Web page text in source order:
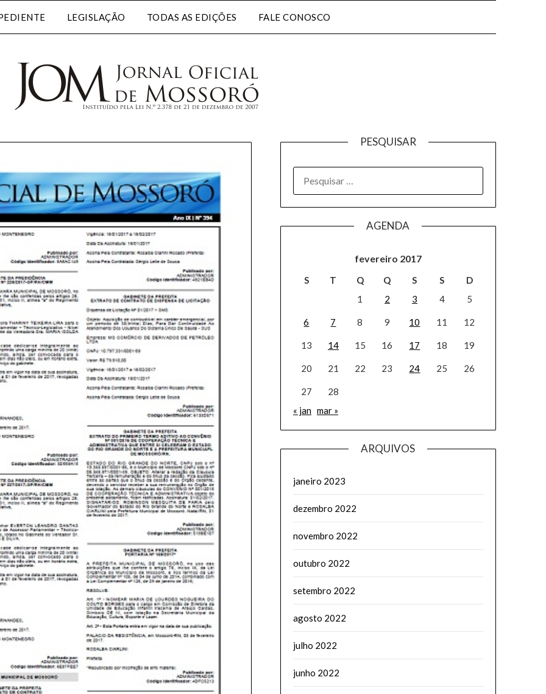
LEGISLAÇÃO TODAS AS EDIÇÕES FALE CONOSCO
PESQUISAR
AGENDA
fevereiro 2017
S T Q Q S S
D
1
2 3 4 5
6 7 8 9 10 11 12
13 14 15 16 17 18 19
20 21 22 23 24 25 26
27
28
« jan mar »
ARQUIVOS
janeiro 2023
dezembro 2022
novembro 2022
outubro 2022
setembro 2022
agosto 2022
julho 2022
junho 2022